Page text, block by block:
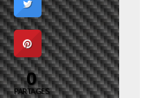
0
PARTAGES